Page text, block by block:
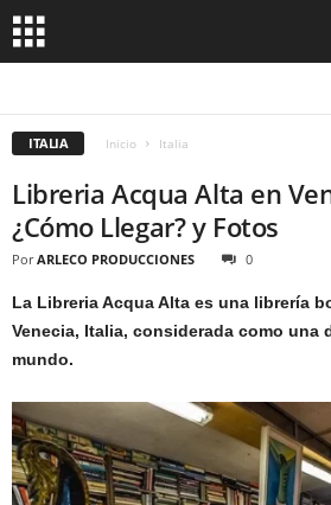
ITALIA Inicio Italia
Libreria Acqua Alta en
¿Cómo Llegar? y Fotos
Por ARLECO PRODUCCIONES 0
La Libreria Acqua Alta es una librería
Venecia, Italia, considerada como una
mundo.